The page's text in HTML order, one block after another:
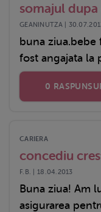
somajul dupa
GEANINUTZA |
buna ziua.bebe
fost angajata la
0
CARIERA
concediu
F.B. | 18.04.2013
Buna ziua! Am
asigurarea